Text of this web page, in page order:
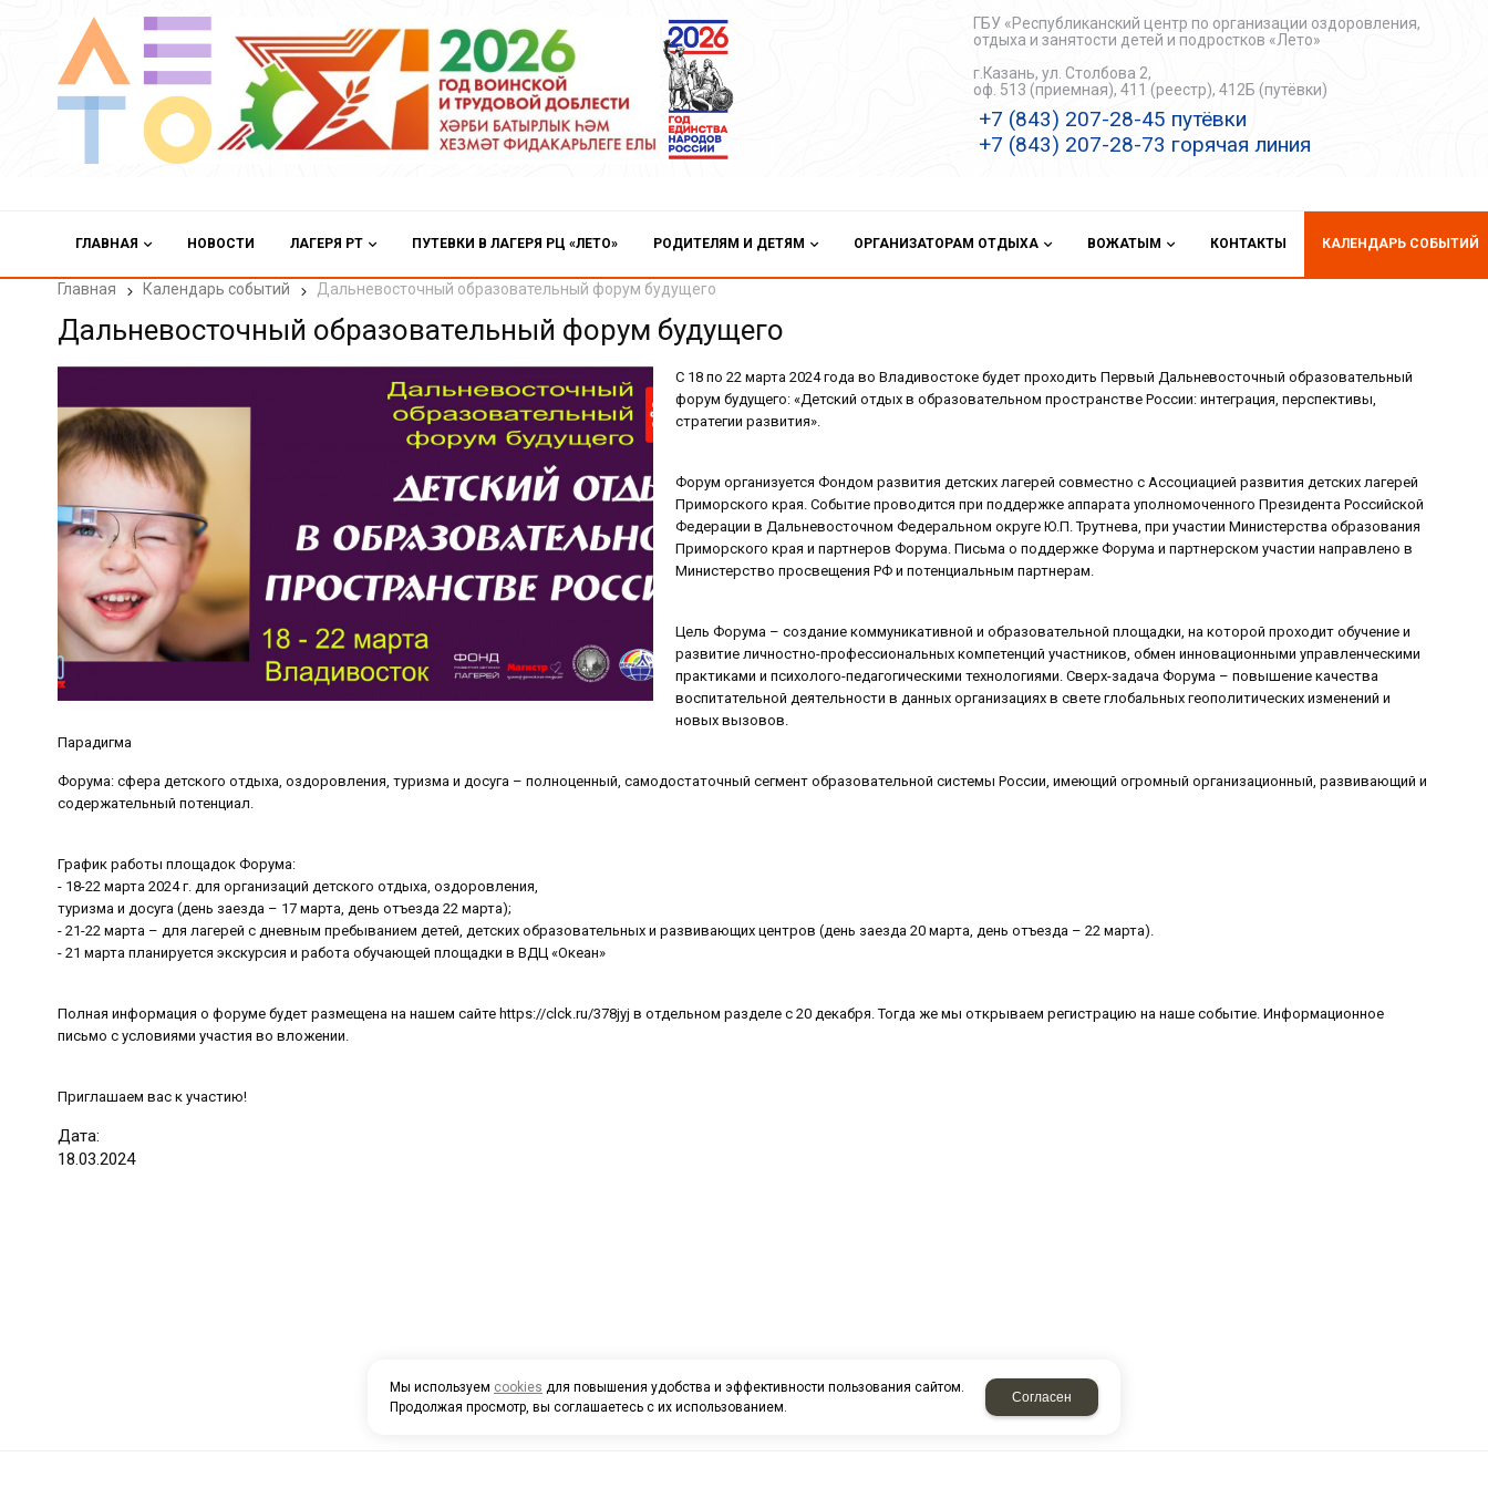
ГБУ «Республиканский центр по организации оздоровления,
отдыха и занятости детей и подростков «Лето»
г.Казань, ул. Столбова 2,
оф. 513 (приемная), 411 (реестр), 412Б (путёвки)
+7 (843) 207-28-45 путёвки
+7 (843) 207-28-73 горячая линия
ГЛАВНАЯ НОВОСТИ ЛАГЕРЯ РТ ПУТЕВКИ В ЛАГЕРЯ РЦ «ЛЕТО» РОДИТЕЛЯМ И ДЕТЯМ ОРГАНИЗАТОРАМ ОТДЫХА ВОЖАТЫМ КОНТАКТЫ КАЛЕНДАРЬ СОБЫТИЙ
Главная Календарь событий Дальневосточный образовательный форум будущего
Дальневосточный образовательный форум будущего
С 18 по 22 марта 2024 года во Владивостоке будет проходить Первый Дальневосточный образовательный
форум будущего: «Детский отдых в образовательном пространстве России: интеграция, перспективы,
стратегии развития».
Форум организуется Фондом развития детских лагерей совместно с Ассоциацией развития детских лагерей
Приморского края. Событие проводится при поддержке аппарата уполномоченного Президента Российской
Федерации в Дальневосточном Федеральном округе Ю.П. Трутнева, при участии Министерства образования
Приморского края и партнеров Форума. Письма о поддержке Форума и партнерском участии направлено в
Министерство просвещения РФ и потенциальным партнерам.
Цель Форума – создание коммуникативной и образовательной площадки, на которой проходит обучение и
развитие личностно-профессиональных компетенций участников, обмен инновационными управленческими
практиками и психолого-педагогическими технологиями. Сверх-задача Форума – повышение качества
воспитательной деятельности в данных организациях в свете глобальных геополитических изменений и
новых вызовов.
Парадигма
Форума: сфера детского отдыха, оздоровления, туризма и досуга – полноценный, самодостаточный сегмент образовательной системы России, имеющий огромный организационный, развивающий и
содержательный потенциал.
График работы площадок Форума:
- 18-22 марта 2024 г. для организаций детского отдыха, оздоровления,
туризма и досуга (день заезда – 17 марта, день отъезда 22 марта);
- 21-22 марта – для лагерей с дневным пребыванием детей, детских образовательных и развивающих центров (день заезда 20 марта, день отъезда – 22 марта).
- 21 марта планируется экскурсия и работа обучающей площадки в ВДЦ «Океан»
Полная информация о форуме будет размещена на нашем сайте https://clck.ru/378jyj в отдельном разделе с 20 декабря. Тогда же мы открываем регистрацию на наше событие. Информационное
письмо с условиями участия во вложении.
Приглашаем вас к участию!
Дата:
18 03 2024
Мы используем cookies для повышения удобства и эффективности пользования сайтом.
Продолжая просмотр, вы соглашаетесь с их использованием.
Согласен